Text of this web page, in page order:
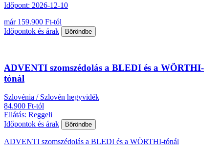
Időpont: 2026-12-10
már 159.900 Ft-tól
Időpontok és árak
Bőröndbe
ADVENTI szomszédolás a BLEDI és a WÖRTHI-
tónál
Szlovénia / Szlovén hegyvidék
84.900 Ft-tól
Ellátás: Reggeli
Időpontok és árak
Bőröndbe
ADVENTI szomszédolás a BLEDI és a WÖRTHI-tónál